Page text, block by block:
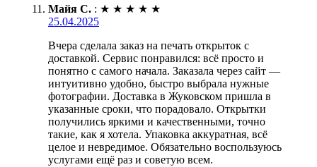
Майя С. : ★ ★ ★ ★ ★
25.04.2025
Вчера сделала заказ на печать открыток с
доставкой. Сервис понравился: всё просто и
понятно с самого начала. Заказала через сайт —
интуитивно удобно, быстро выбрала нужные
фотографии. Доставка в Жуковском пришла в
указанные сроки, что порадовало. Открытки
получились яркими и качественными, точно
такие, как я хотела. Упаковка аккуратная, всё
целое и невредимое. Обязательно воспользуюсь
услугами ещё раз и советую всем.